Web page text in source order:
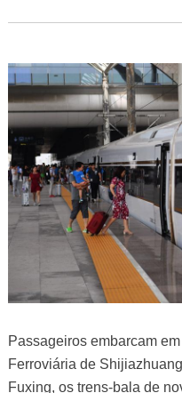
Passageiros embarcam
Ferroviária de
Fuxing, os trens-bala de